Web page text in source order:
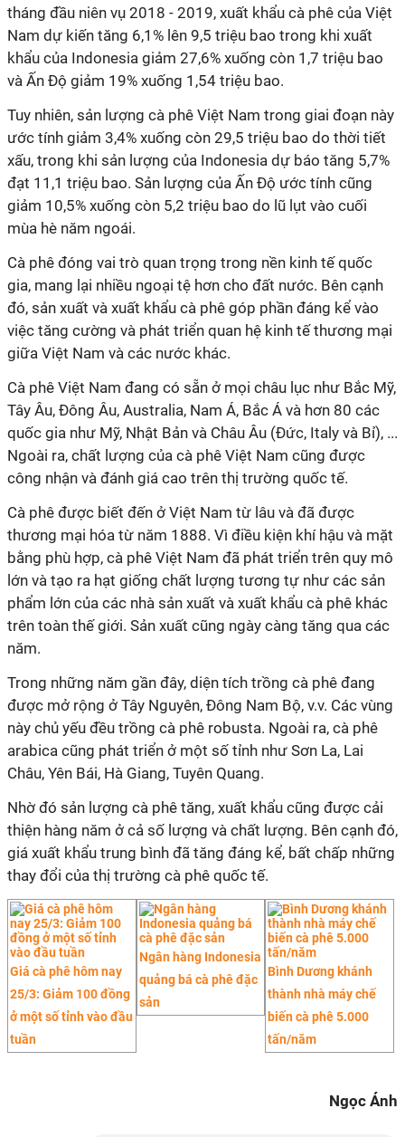
tháng đầu niên vụ 2018 - 2019, xuất khẩu cà phê của Việt
Nam dự kiến tăng 6,1% lên 9,5 triệu bao trong khi xuất
khẩu của Indonesia giảm 27,6% xuống còn 1,7 triệu bao
và Ấn Độ giảm 19% xuống 1,54 triệu bao.
Tuy nhiên, sản lượng cà phê Việt Nam trong giai đoạn này
ước tính giảm 3,4% xuống còn 29,5 triệu bao do thời tiết
xấu, trong khi sản lượng của Indonesia dự báo tăng 5,7%
đạt 11,1 triệu bao. Sản lượng của Ấn Độ ước tính cũng
giảm 10,5% xuống còn 5,2 triệu bao do lũ lụt vào cuối
mùa hè năm ngoái.
Cà phê đóng vai trò quan trọng trong nền kinh tế quốc
gia, mang lại nhiều ngoại tệ hơn cho đất nước. Bên cạnh
đó, sản xuất và xuất khẩu cà phê góp phần đáng kể vào
việc tăng cường và phát triển quan hệ kinh tế thương mại
giữa Việt Nam và các nước khác.
Cà phê Việt Nam đang có sẵn ở mọi châu lục như Bắc Mỹ,
Tây Âu, Đông Âu, Australia, Nam Á, Bắc Á và hơn 80 các
quốc gia như Mỹ, Nhật Bản và Châu Âu (Đức, Italy và Bỉ), ...
Ngoài ra, chất lượng của cà phê Việt Nam cũng được
công nhận và đánh giá cao trên thị trường quốc tế.
Cà phê được biết đến ở Việt Nam từ lâu và đã được
thương mại hóa từ năm 1888. Vì điều kiện khí hậu và mặt
bằng phù hợp, cà phê Việt Nam đã phát triển trên quy mô
lớn và tạo ra hạt giống chất lượng tương tự như các sản
phẩm lớn của các nhà sản xuất và xuất khẩu cà phê khác
trên toàn thế giới. Sản xuất cũng ngày càng tăng qua các
năm.
Trong những năm gần đây, diện tích trồng cà phê đang
được mở rộng ở Tây Nguyên, Đông Nam Bộ, v.v. Các vùng
này chủ yếu đều trồng cà phê robusta. Ngoài ra, cà phê
arabica cũng phát triển ở một số tỉnh như Sơn La, Lai
Châu, Yên Bái, Hà Giang, Tuyên Quang.
Nhờ đó sản lượng cà phê tăng, xuất khẩu cũng được cải
thiện hàng năm ở cả số lượng và chất lượng. Bên cạnh đó,
giá xuất khẩu trung bình đã tăng đáng kể, bất chấp những
thay đổi của thị trường cà phê quốc tế.
Giá cà phê hôm nay
25/3: Giảm 100 đồng
ở một số tỉnh vào đầu
tuần
Ngân hàng Indonesia
quảng bá cà phê đặc
sản
Bình Dương khánh
thành nhà máy chế
biến cà phê 5.000
tấn/năm
Ngọc Ánh